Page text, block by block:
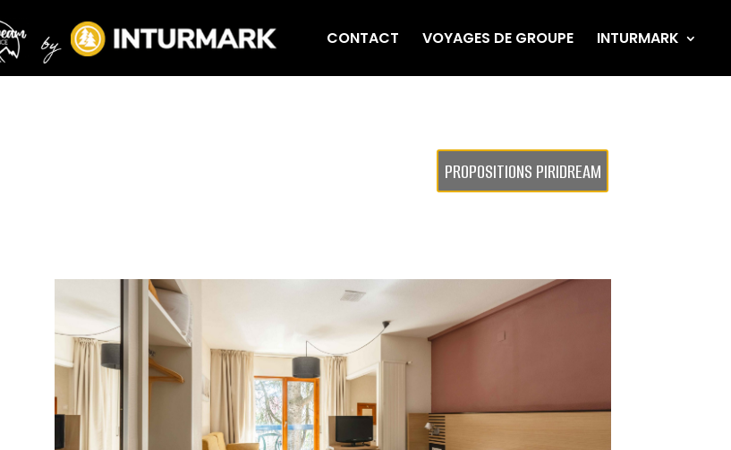
CONTACT VOYAGES DE GROUPE INTURMARK
PROPOSITIONS PIRIDREAM